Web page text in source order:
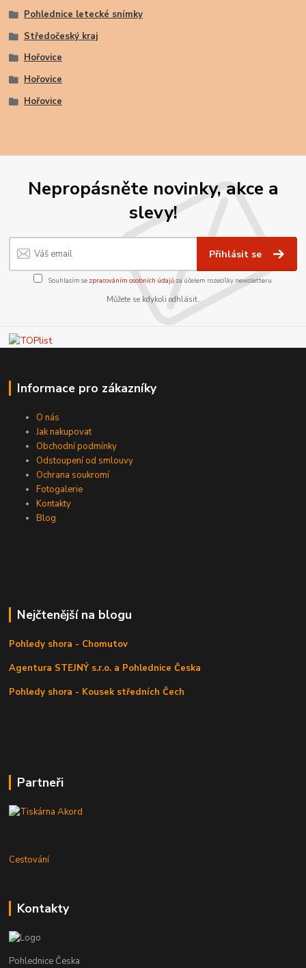
Pohlednice letecké snímky
Středočeský kraj
Hořovice
Hořovice
Hořovice
Nepropásněte novinky, akce a
slevy!
Přihlásit se
Souhlasím se zpracováním osobních údajůza účelem rozesílky newsletteru.
Můžete se kdykoli odhlásit.
Informace pro zákazníky
O nás
Jak nakupovat
Obchodní podmínky
Odstoupení od smlouvy
Ochrana soukromí
Fotogalerie
Kontakty
Blog
Nejčtenější na blogu
Pohledy shora - Chomutov
Agentura STEJNÝ s.r.o. a Pohlednice Česka
Pohledy shora - Kousek středních Čech
Partneři
Cestování
Kontakty
Pohlednice Česka